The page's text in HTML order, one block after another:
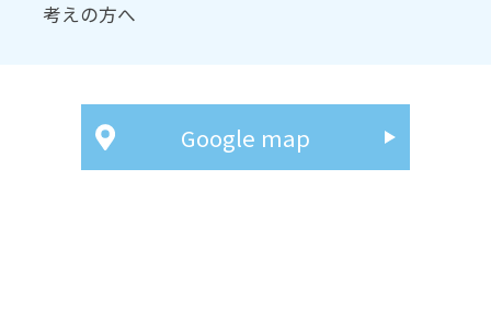
考えの方へ
Google map